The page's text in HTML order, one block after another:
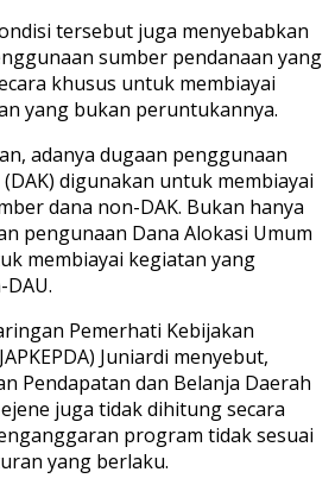
tersebut juga menyebabkan
sumber pendanaan yang
khusus untuk membiayai
yang bukan peruntukannya.
adanya dugaan penggunaan
digunakan untuk membiayai
dana non-DAK. Bukan hanya
pengunaan Dana Alokasi Umum
membiayai kegiatan yang
Pemerhati Kebijakan
Juniardi menyebut,
Pendapatan dan Belanja Daerah
juga tidak dihitung secara
program tidak sesuai
yang berlaku.